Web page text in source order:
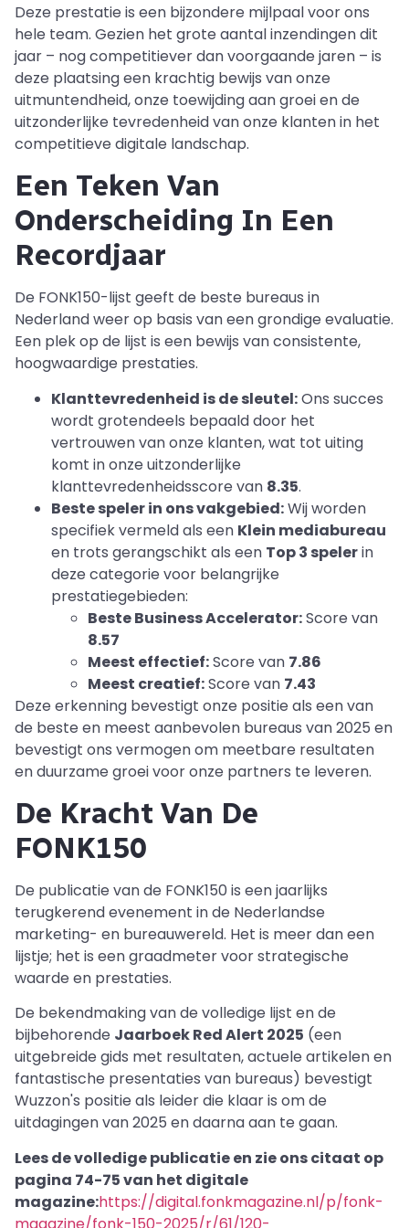
Deze prestatie is een bijzondere mijlpaal voor ons
hele team. Gezien het grote aantal inzendingen dit
jaar – nog competitiever dan voorgaande jaren – is
deze plaatsing een krachtig bewijs van onze
uitmuntendheid, onze toewijding aan groei en de
uitzonderlijke tevredenheid van onze klanten in het
competitieve digitale landschap.
Een Teken Van
Onderscheiding In Een
Recordjaar
De FONK150-lijst geeft de beste bureaus in
Nederland weer op basis van een grondige evaluatie.
Een plek op de lijst is een bewijs van consistente,
hoogwaardige prestaties.
Klanttevredenheid is de sleutel:Ons succes
wordt grotendeels bepaald door het
vertrouwen van onze klanten, wat tot uiting
komt in onze uitzonderlijke
klanttevredenheidsscore van 8.35.
Beste speler in ons vakgebied:Wij worden
specifiek vermeld als een Klein mediabureau
en trots gerangschikt als een Top 3 spelerin
deze categorie voor belangrijke
prestatiegebieden:
Beste Business Accelerator:Score van
8.57
Meest effectief:Score van 7.86
Meest creatief:Score van 7.43
Deze erkenning bevestigt onze positie als een van
de beste en meest aanbevolen bureaus van 2025 en
bevestigt ons vermogen om meetbare resultaten
en duurzame groei voor onze partners te leveren.
De Kracht Van De
FONK150
De publicatie van de FONK150 is een jaarlijks
terugkerend evenement in de Nederlandse
marketing- en bureauwereld. Het is meer dan een
lijstje; het is een graadmeter voor strategische
waarde en prestaties.
De bekendmaking van de volledige lijst en de
bijbehorende Jaarboek Red Alert 2025 (een
uitgebreide gids met resultaten, actuele artikelen en
fantastische presentaties van bureaus) bevestigt
Wuzzon's positie als leider die klaar is om de
uitdagingen van 2025 en daarna aan te gaan.
Lees de volledige publicatie en zie ons citaat op
pagina 74-75 van het digitale
magazine:https://digital.fonkmagazine.nl/p/fonk-
magazine/fonk-150-2025/r/61/120-